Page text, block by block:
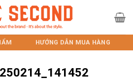
HƯỚNG DẪN MUA HÀNG